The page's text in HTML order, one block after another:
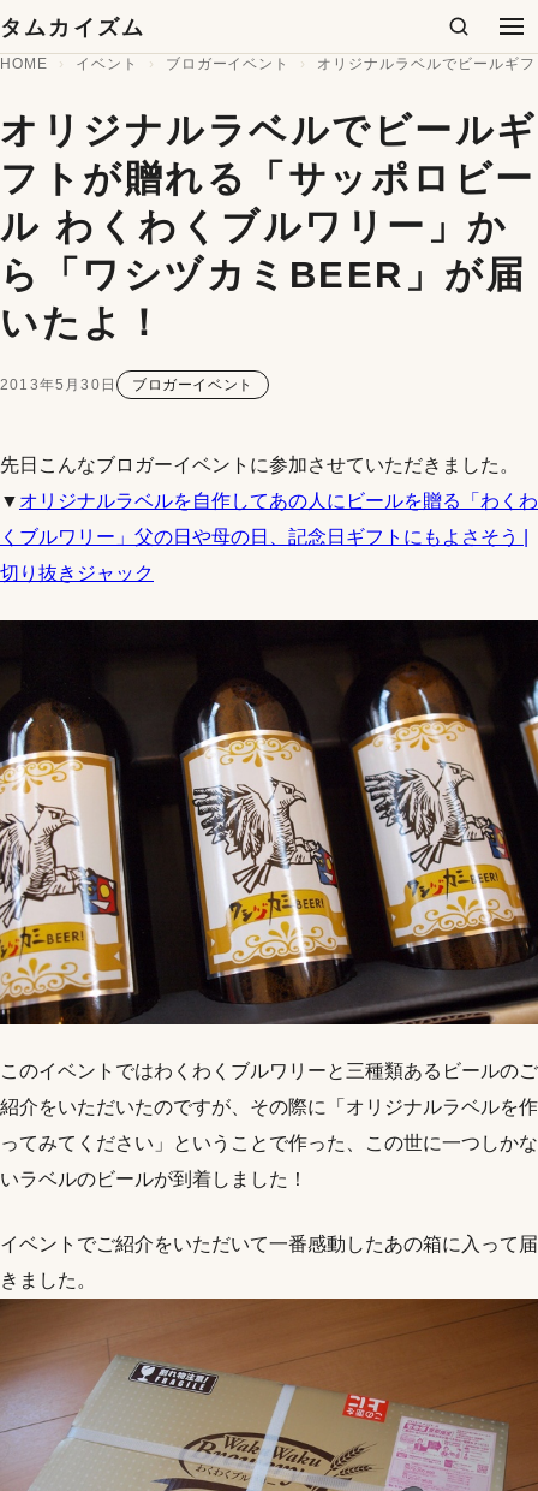
コンテンツへスキップ
タムカイズム 検索 メ
HOME イベント ブロガーイベント オリジナルラベルでビールギ
オリジナルラベルでビールギ
フトが贈れる「サッポロビー
ル わくわくブルワリー」か
ら「ワシヅカミBEER」が届
いたよ！
2013年5月30日 ブロガーイベント
先日こんなブロガーイベントに参加させていただきました。
▼ オリジナルラベルを自作してあの人にビールを贈る「わくわ
くブルワリー」父の日や母の日、記念日ギフトにもよさそう |
切り抜きジャック
このイベントではわくわくブルワリーと三種類あるビールのご
紹介をいただいたのですが、その際に「オリジナルラベルを作
ってみてください」ということで作った、この世に一つしかな
いラベルのビールが到着しました！
イベントでご紹介をいただいて一番感動したあの箱に入って届
きました。